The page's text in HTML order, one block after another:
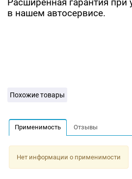
Расширенная гарантия при
в нашем автосервисе.
Похожие товары
Применимость Отзывы
Нет информации о применимости